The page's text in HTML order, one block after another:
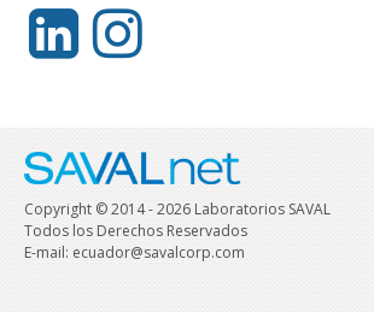
Copyright © 2014 - 2026 Laboratorios SAVAL
Todos los Derechos Reservados
E-mail: ecuador@savalcorp.com